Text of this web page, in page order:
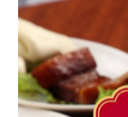
< 前のページ